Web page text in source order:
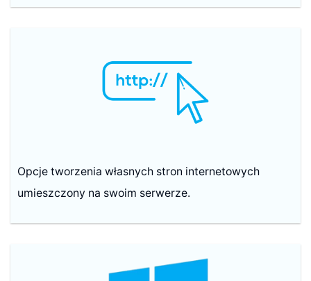
Opcje tworzenia własnych stron internetowych
umieszczony na swoim serwerze.